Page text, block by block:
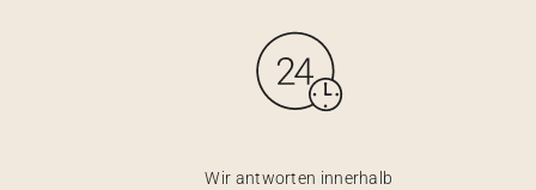
Wir antworten innerhalb